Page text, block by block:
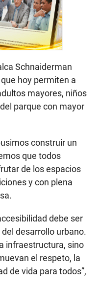
Schnaiderman
hoy permiten a
mayores, niños
parque con mayor
construir un
que todos
de los espacios
y con plena
debe ser
desarrollo urbano.
infraestructura, sino
el respeto, la
de vida para todos”,